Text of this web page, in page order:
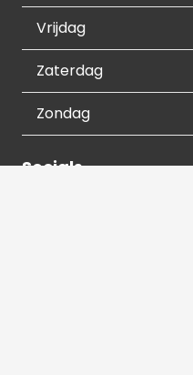
Vrijdag
Zaterdag
Zondag
Socials